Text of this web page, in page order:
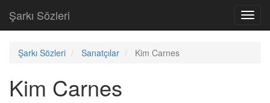
Şarkı Sözleri
Şarkı Sözleri Sanatçılar Kim Carnes
Kim Carnes